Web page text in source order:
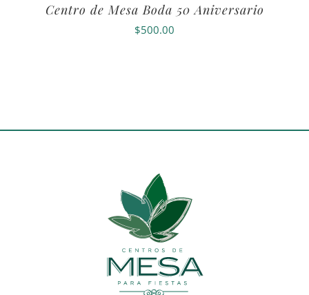
Centro de Mesa Boda 50 Aniversario
$500.00